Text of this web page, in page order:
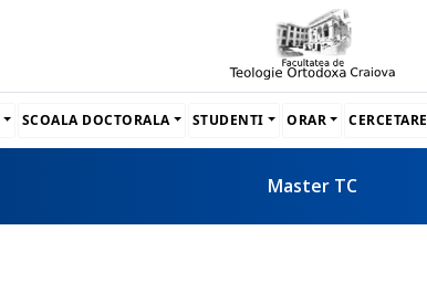
SCOALA DOCTORALA STUDENTI ORAR CERCETARE
Master TC